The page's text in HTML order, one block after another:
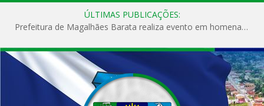
ÚLTIMAS PUBLICAÇÕES:
Prefeitura de Magalhães Barata realiza evento em homenagem ao Dia Internacional da Mulher